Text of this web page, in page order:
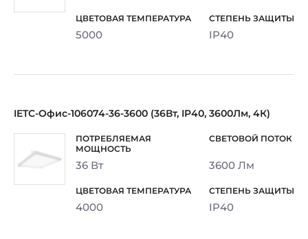
5000 IP40
IETC-Офис-106074-36-3600 (36Вт, IP40, 3600Лм, 4К)
36 Вт 3600 Лм
4000 IP40